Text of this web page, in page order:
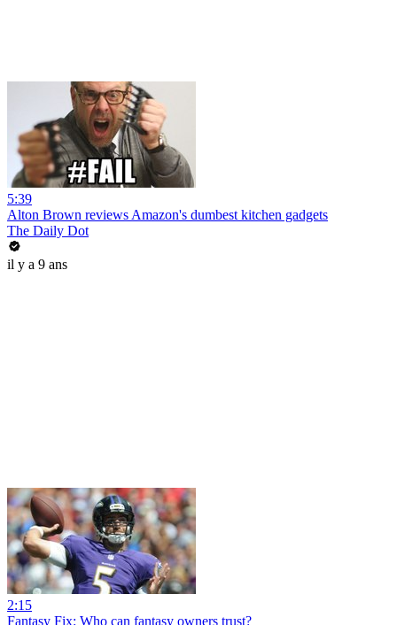
5:39
Alton Brown reviews Amazon's dumbest kitchen gadgets
The Daily Dot
il y a 9 ans
2:15
Fantasy Fix: Who can fantasy owners trust?